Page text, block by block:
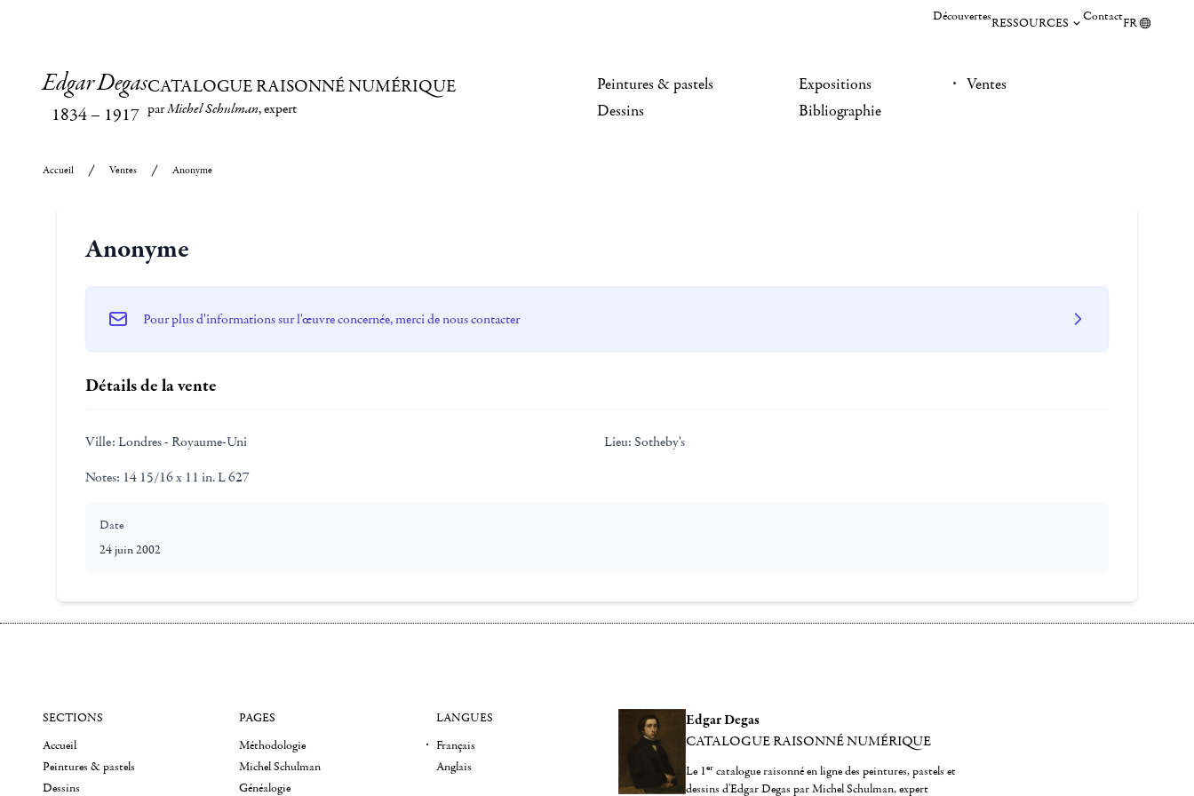
DécouvertesRESSOURCES ContactFR
Edgar Degas
1834– 1917
CATALOGUE RAISONNÉ NUMÉRIQUE
parMichel Schulman, expert
Peintures & pastels
Dessins
Expositions
Bibliographie
Ventes
Accueil Ventes Anonyme
Anonyme
Pour plus d'informations sur l'œuvre concernée, merci de nous contacter
Détails de la vente
Ville: Londres - Royaume-Uni Lieu: Sotheby's
Notes: 14 15/16 x 11 in. L 627
Date
24 juin 2002
Edgar Degas
CATALOGUE RAISONNÉ NUMÉRIQUE
Le 1er catalogue raisonné en ligne des peintures, pastels et
dessins d'Edgar Degas par Michel Schulman, expert
SECTIONS
Accueil
Peintures & pastels
Dessins
PAGES
Méthodologie
Michel Schulman
Généalogie
LANGUES
Français
Anglais